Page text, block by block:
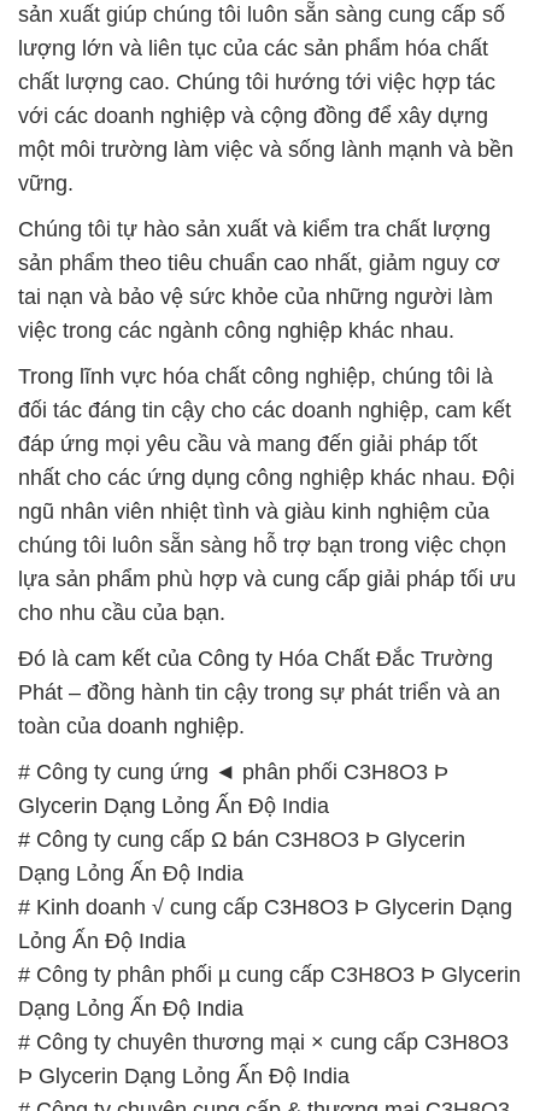
sản xuất giúp chúng tôi luôn sẵn sàng cung cấp số
lượng lớn và liên tục của các sản phẩm hóa chất
chất lượng cao. Chúng tôi hướng tới việc hợp tác
với các doanh nghiệp và cộng đồng để xây dựng
một môi trường làm việc và sống lành mạnh và bền
vững.
Chúng tôi tự hào sản xuất và kiểm tra chất lượng
sản phẩm theo tiêu chuẩn cao nhất, giảm nguy cơ
tai nạn và bảo vệ sức khỏe của những người làm
việc trong các ngành công nghiệp khác nhau.
Trong lĩnh vực hóa chất công nghiệp, chúng tôi là
đối tác đáng tin cậy cho các doanh nghiệp, cam kết
đáp ứng mọi yêu cầu và mang đến giải pháp tốt
nhất cho các ứng dụng công nghiệp khác nhau. Đội
ngũ nhân viên nhiệt tình và giàu kinh nghiệm của
chúng tôi luôn sẵn sàng hỗ trợ bạn trong việc chọn
lựa sản phẩm phù hợp và cung cấp giải pháp tối ưu
cho nhu cầu của bạn.
Đó là cam kết của Công ty Hóa Chất Đắc Trường
Phát – đồng hành tin cậy trong sự phát triển và an
toàn của doanh nghiệp.
# Công ty cung ứng ◄ phân phối C3H8O3 Þ
Glycerin Dạng Lỏng Ấn Độ India
# Công ty cung cấp Ω bán C3H8O3 Þ Glycerin
Dạng Lỏng Ấn Độ India
# Kinh doanh √ cung cấp C3H8O3 Þ Glycerin Dạng
Lỏng Ấn Độ India
# Công ty phân phối µ cung cấp C3H8O3 Þ Glycerin
Dạng Lỏng Ấn Độ India
# Công ty chuyên thương mại × cung cấp C3H8O3
Þ Glycerin Dạng Lỏng Ấn Độ India